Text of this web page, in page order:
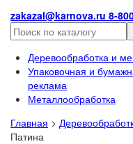
zakazal@karnova.ru 8-
Деревообработка и
Упаковочная и
реклама
Металлообработка
Главная >
Патина